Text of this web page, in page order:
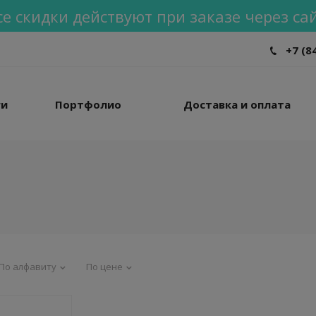
скидки действуют при заказе через
+7
Портфолио Доставка и оплата
алфавиту По цене